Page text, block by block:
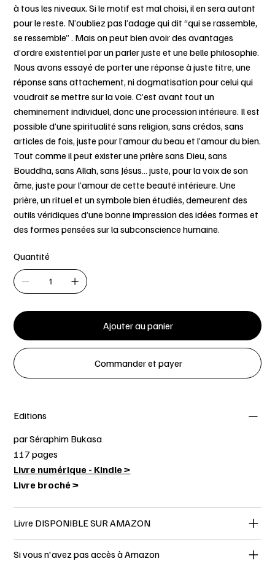
à tous les niveaux. Si le motif est mal choisi, il en sera autant
pour le reste. N’oubliez pas l’adage qui dit “qui se rassemble,
se ressemble” . Mais on peut bien avoir des avantages
d’ordre existentiel par un parler juste et une belle philosophie.
Nous avons essayé de porter une réponse à juste titre, une
réponse sans attachement, ni dogmatisation pour celui qui
voudrait se mettre sur la voie. C’est avant tout un
cheminement individuel, donc une procession intérieure. Il est
possible d’une spiritualité sans religion, sans crédos, sans
articles de fois, juste pour l’amour du beau et l’amour du bien.
Tout comme il peut exister une prière sans Dieu, sans
Bouddha, sans Allah, sans Jésus… juste, pour la voix de son
âme, juste pour l’amour de cette beauté intérieure. Une
prière, un rituel et un symbole bien étudiés, demeurent des
outils véridiques d’une bonne impression des idées formes et
des formes pensées sur la subconscience humaine.
Quantité
Ajouter au panier
Commander et payer
Editions
par Séraphim Bukasa
117 pages
Livre numérique - Kindle>
Livre broché >
Livre DISPONIBLE SUR AMAZON
Si vous n'avez pas accès à Amazon